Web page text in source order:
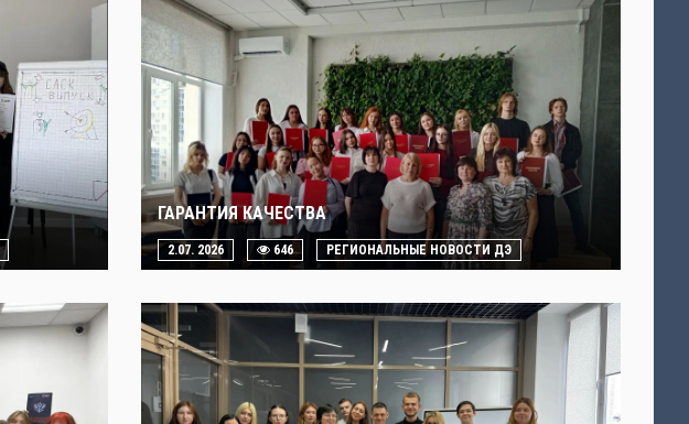
ГАРАНТИЯ КАЧЕСТВА
2.07. 2026 646 РЕГИОНАЛЬНЫЕ НОВОСТИ ДЭ